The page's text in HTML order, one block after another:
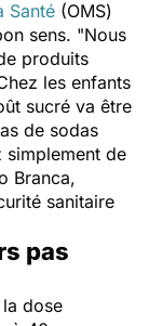
Santé (OMS)
sens. "Nous
produits
les enfants
sucré va être
de sodas
simplement de
Branca,
sanitaire
pas
la dose